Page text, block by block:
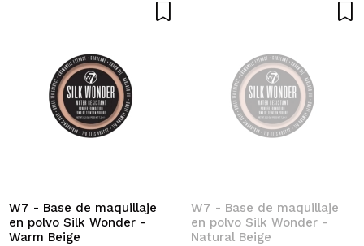
No tengo cuenta aquí
QUIERO REGISTRARME
pedidos y consultar tus operaciones anteriores.
W7 - Base de maquillaje
en polvo Silk Wonder -
Warm Beige
W7 - Base de maquillaje
en polvo Silk Wonder -
Natural Beige